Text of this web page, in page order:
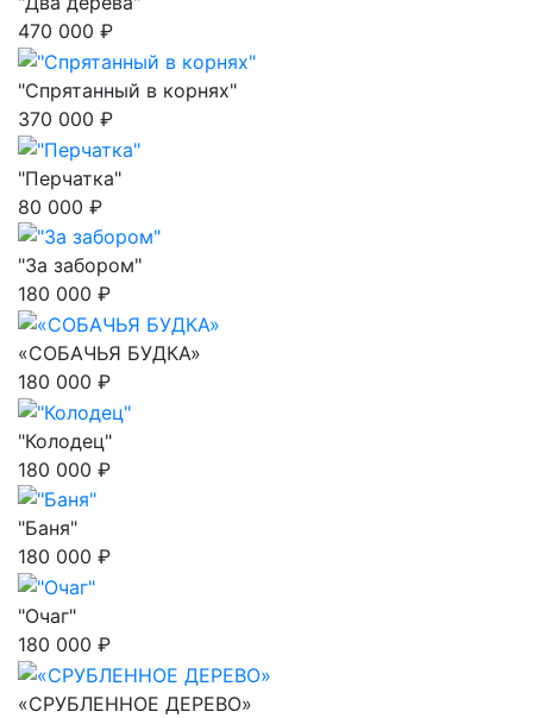
470 000 ₽
"Спрятанный в корнях"
370 000 ₽
"Перчатка"
80 000 ₽
"За забором"
180 000 ₽
«СОБАЧЬЯ БУДКА»
180 000 ₽
"Колодец"
180 000 ₽
"Баня"
180 000 ₽
"Очаг"
180 000 ₽
«СРУБЛЕННОЕ ДЕРЕВО»